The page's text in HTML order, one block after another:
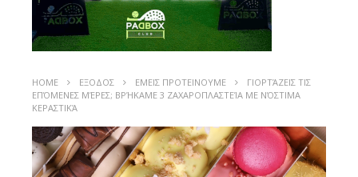
HOME ΕΞΟΔΟΣ ΕΜΕΙΣ ΠΡΟΤΕΙΝΟΥΜΕ
ΓΙΟΡΤΆΖΕΙΣ ΤΙΣ
ΕΠΌΜΕΝΕΣ ΜΈΡΕΣ; ΒΡΉΚΑΜΕ 3 ΖΑΧΑΡΟΠΛΑΣΤΕΊΑ ΜΕ ΝΌΣΤΙΜΑ
ΚΕΡΑΣΤΙΚΆ